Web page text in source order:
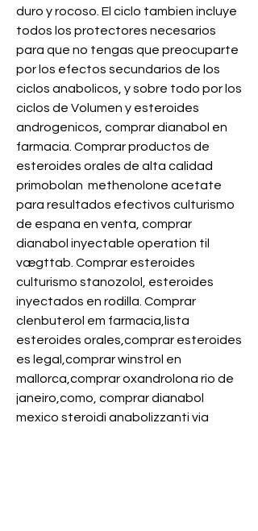
duro y rocoso. El ciclo tambien incluye
todos los protectores necesarios
para que no tengas que preocuparte
por los efectos secundarios de los
ciclos anabolicos, y sobre todo por los
ciclos de Volumen y esteroides
androgenicos, comprar dianabol en
farmacia. Comprar productos de
esteroides orales de alta calidad
primobolan  methenolone acetate
para resultados efectivos culturismo
de espana en venta, comprar
dianabol inyectable operation til
vægttab. Comprar esteroides
culturismo stanozolol, esteroides
inyectados en rodilla. Comprar
clenbuterol em farmacia,lista
esteroides orales,comprar esteroides
es legal,comprar winstrol en
mallorca,comprar oxandrolona rio de
janeiro,como, comprar dianabol
mexico steroidi anabolizzanti via